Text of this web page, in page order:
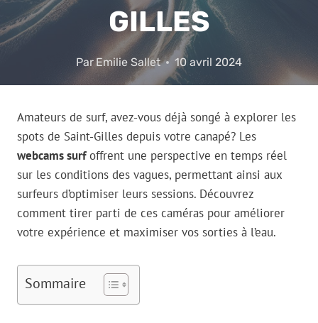
GILLES
ParEmilie Sallet 10 avril 2024
Amateurs de surf, avez-vous déjà songé à explorer les
spots de Saint-Gilles depuis votre canapé? Les
webcams surfoffrent une perspective en temps réel
sur les conditions des vagues, permettant ainsi aux
surfeurs d’optimiser leurs sessions. Découvrez
comment tirer parti de ces caméras pour améliorer
votre expérience et maximiser vos sorties à l’eau.
Sommaire